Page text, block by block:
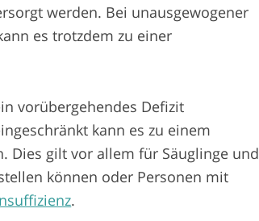
werden. Bei unausgewogener
es trotzdem zu einer
vorübergehendes Defizit
kann es zu einem
Dies gilt vor allem für Säuglinge und
können oder Personen mit
.